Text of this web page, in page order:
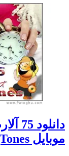
موبایل Alarm Alert RingTones